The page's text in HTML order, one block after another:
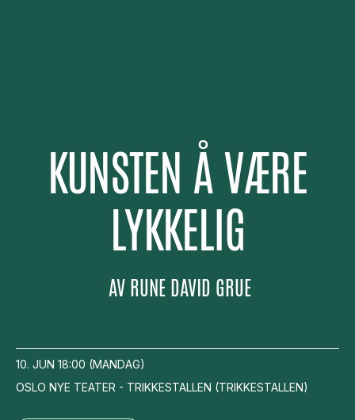
KUNSTEN Å VÆRE
LYKKELIG
AVRUNE DAVID GRUE
10. JUN 18:00 (MANDAG)
OSLO NYE TEATER - TRIKKESTALLEN (TRIKKESTALLEN)